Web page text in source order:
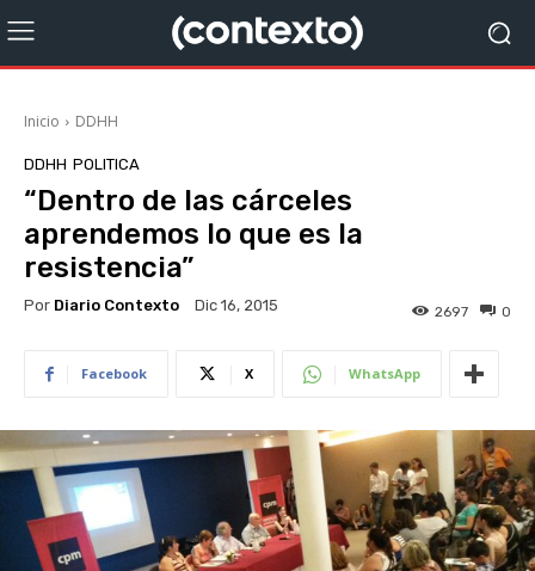
Inicio DDHH
DDHH POLITICA
“Dentro de las cárceles
aprendemos lo que es la
resistencia”
Por Diario Contexto Dic 16, 2015 0
2697
Facebook X WhatsApp